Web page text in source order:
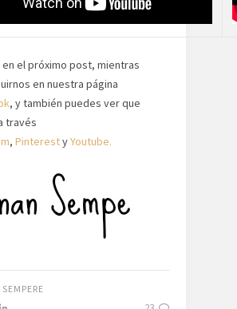
el próximo post, mientras
en nuestra página
, y también puedes ver que
través
, PinterestyYoutube.